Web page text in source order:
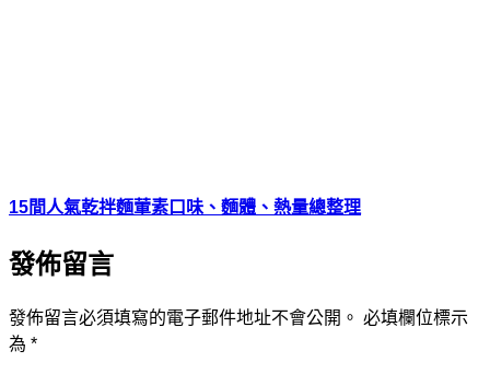
15間人氣乾拌麵葷素口味、麵體、熱量總整理
發佈留言
發佈留言必須填寫的電子郵件地址不會公開。 必填欄位標示
為 *